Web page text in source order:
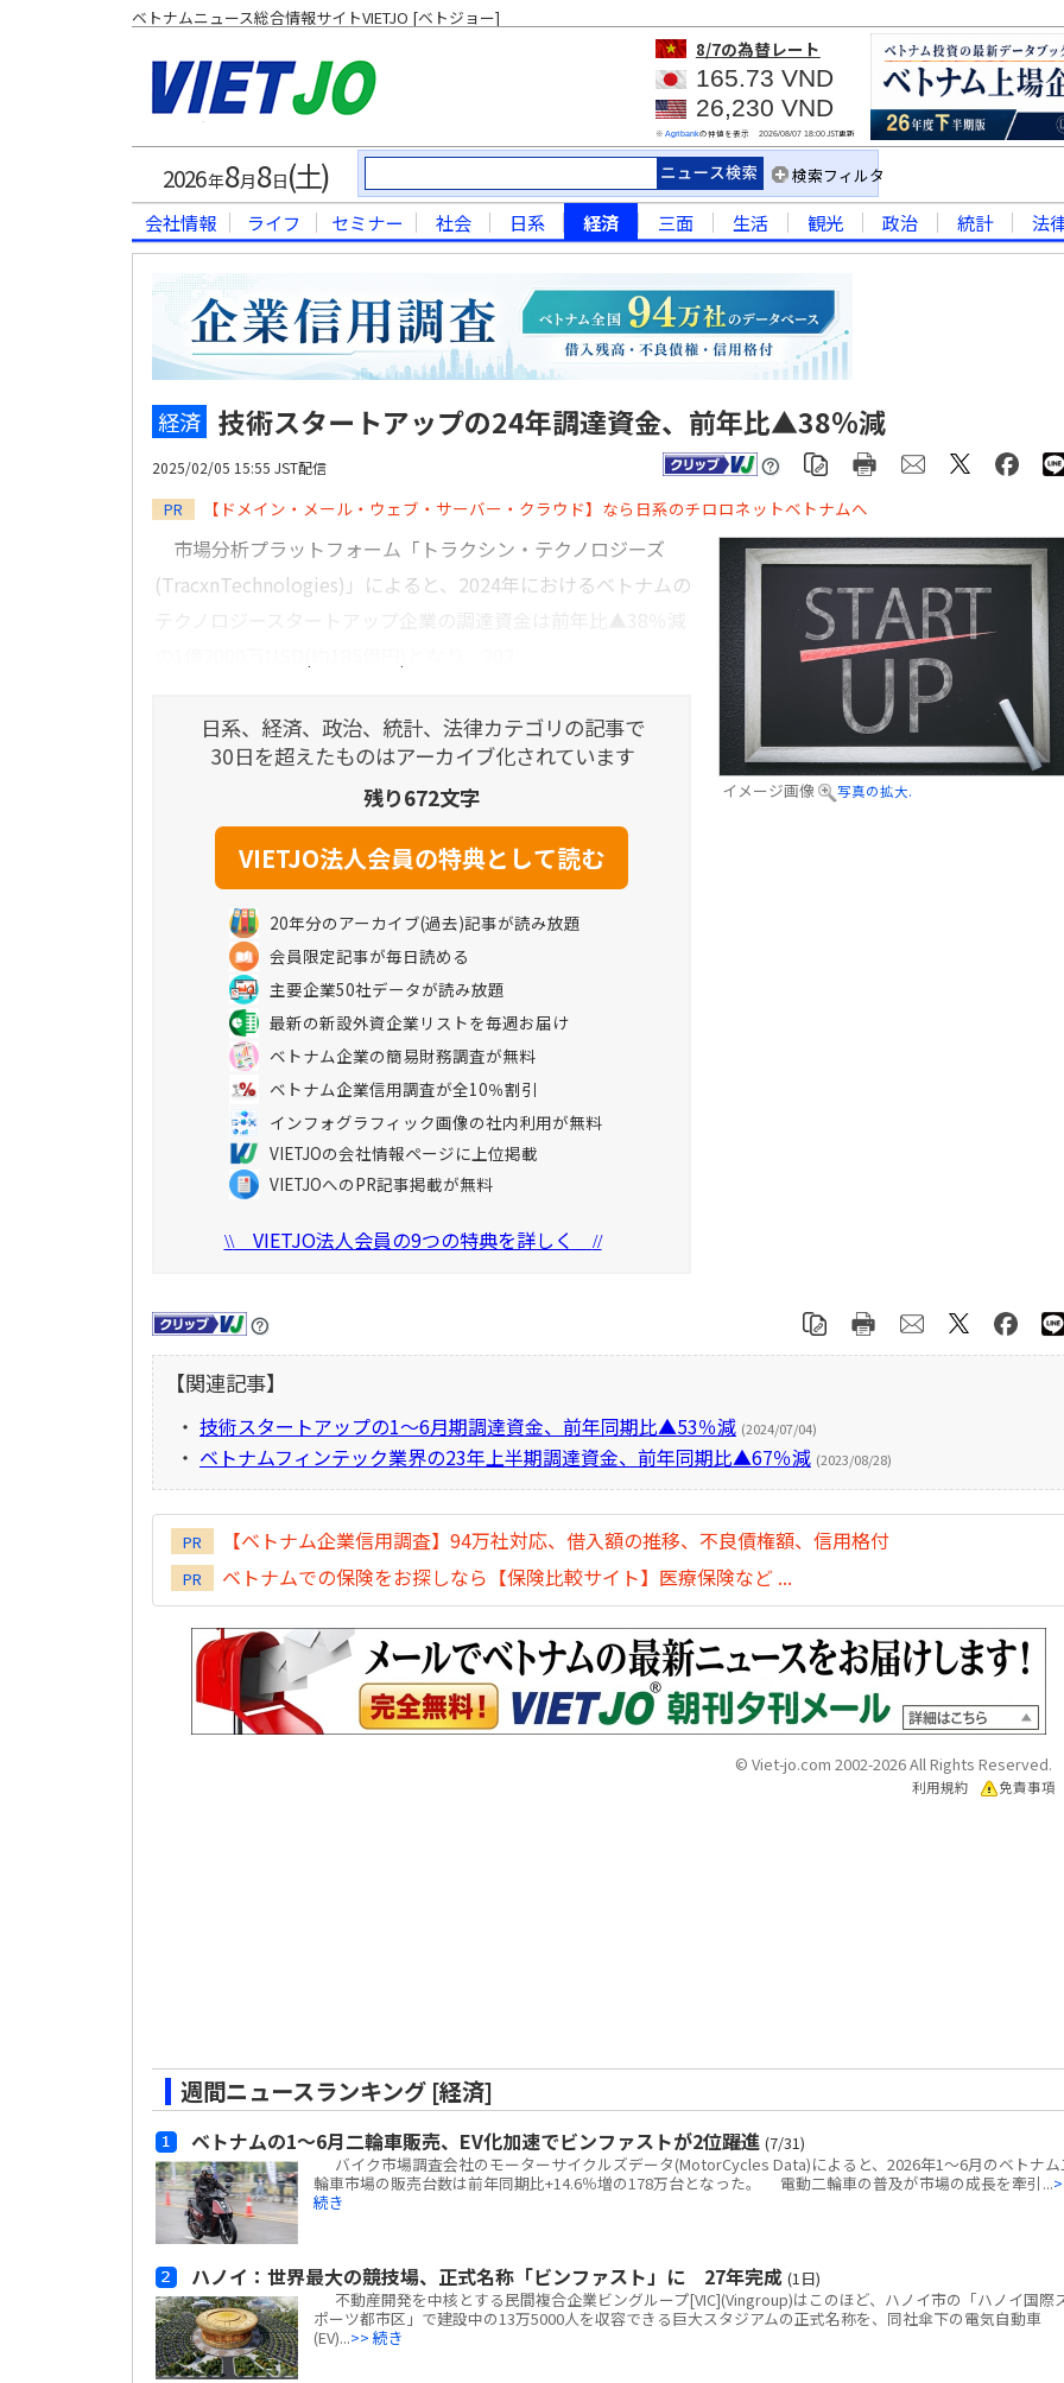
ベトナムニュース総合情報サイトVIETJO [ベトジョー]
8/7の為替レート
165.73 VND
26,230 VND
※ Agribankの仲値を表示 2026/08/07 18:00JST更新
2026年8月8日(土) 検索フィルタ
会社情報 ライフ セミナー 社会 日系 経済 三面 生活 観光 政治 統計 法
経済 技術スタートアップの24年調達資金、前年比▲38％減
2025/02/05 15:55 JST配信
PR 【ドメイン・メール・ウェブ・サーバー・クラウド】なら日系のチロロネットベトナムへ
イメージ画像 写真の拡大.
市場分析プラットフォーム「トラクシン・テクノロジーズ
(TracxnTechnologies)」によると、2024年におけるベトナムの
日系、経済、政治、統計、法律カテゴリの記事で
30日を超えたものはアーカイブ化されています
残り672文字
20年分のアーカイブ(過去)記事が読み放題
会員限定記事が毎日読める
主要企業50社データが読み放題
最新の新設外資企業リストを毎週お届け
ベトナム企業の簡易財務調査が無料
ベトナム企業信用調査が全10％割引
インフォグラフィック画像の社内利用が無料
VIETJOの会社情報ページに上位掲載
VIETJOへのPR記事掲載が無料
\\VIETJO法人会員の9つの特典を詳しく //
【関連記事】
・ 技術スタートアップの1～6月期調達資金、前年同期比▲53％減 (2024/07/04)
・ ベトナムフィンテック業界の23年上半期調達資金、前年同期比▲67％減 (2023/08/28)
PR 【ベトナム企業信用調査】94万社対応、借入額の推移、不良債権額、信用格付
PR ベトナムでの保険をお探しなら【保険比較サイト】医療保険など ...
© Viet-jo.com 2002-2026 All Rights Reserved.
利用規約 免責事項
週間ニュースランキング [経済]
ベトナムの1～6月二輪車販売、EV化加速でビンファストが2位躍進 (7/31)
バイク市場調査会社のモーターサイクルズデータ(MotorCycles Data)によると、2026年1～6月のベトナ
輪車市場の販売台数は前年同期比+14.6％増の178万台となった。 電動二輪車の普及が市場の成長を牽引...
続き
ハノイ：世界最大の競技場、正式名称「ビンファスト」に 27年完成 (1日)
不動産開発を中核とする民間複合企業ビングループ[VIC](Vingroup)はこのほど、ハノイ市の「ハノイ国際
ポーツ都市区」で建設中の13万5000人を収容できる巨大スタジアムの正式名称を、同社傘下の電気自動車
(EV)...>> 続き